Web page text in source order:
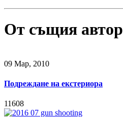
От същия автор
09 Мар, 2010
Подреждане на екстериора
11608